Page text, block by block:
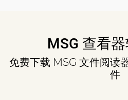
MSG 查看
免费下载 MSG 文件阅读
件